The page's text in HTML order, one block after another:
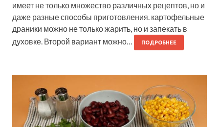
имеет не только множество различных рецептов, но и
даже разные способы приготовления. картофельные
драники можно не только жарить, но и запекать в
духовке. Второй вариант можно…
ПОДРОБНЕЕ